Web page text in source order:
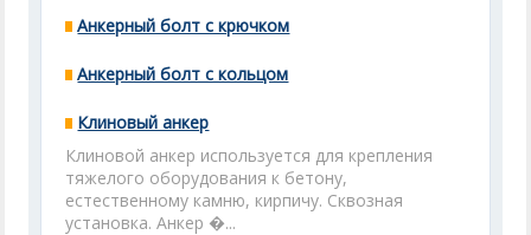
Анкерный болт с крючком
Анкерный болт с кольцом
Клиновый анкер
Клиновой анкер используется для крепления
тяжелого оборудования к бетону,
естественному камню, кирпичу. Сквозная
установка. Анкер �...